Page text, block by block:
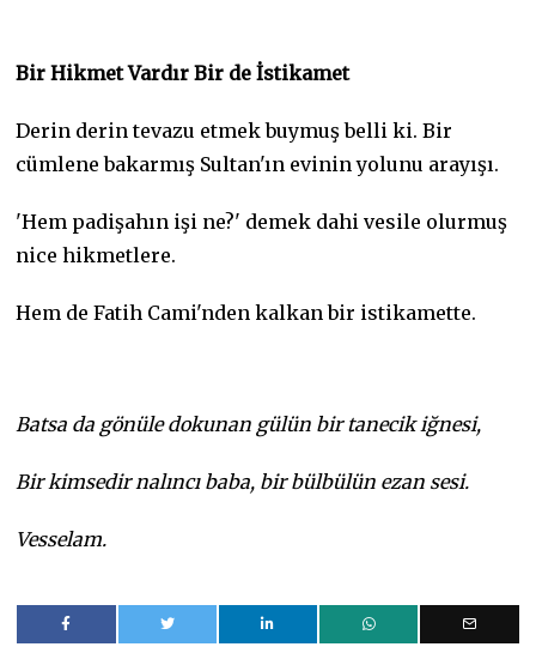
Bir Hikmet Vardır Bir de İstikamet
Derin derin tevazu etmek buymuş belli ki. Bir
cümlene bakarmış Sultan'ın evinin yolunu arayışı.
'Hem padişahın işi ne?' demek dahi vesile olurmuş
nice hikmetlere.
Hem de Fatih Cami'nden kalkan bir istikamette.
Batsa da gönüle dokunan gülün bir tanecik iğnesi,
Bir kimsedir nalıncı baba, bir bülbülün ezan sesi.
Vesselam.